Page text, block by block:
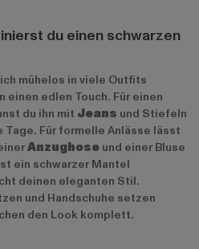
du einen schwarzen
mühelos in viele Outfits
edlen Touch. Für einen
du ihn mit Jeans und Stiefeln
Für formelle Anlässe lässt
Anzughose und einer Bluse
ein schwarzer Mantel
deinen eleganten Stil.
und Handschuhe setzen
den Look komplett.